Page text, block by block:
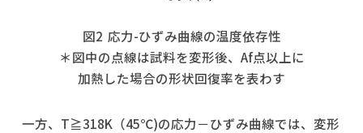
図2 応力-ひずみ曲線の温度依存性
＊図中の点線は試料を変形後、Af点以上に
加熱した場合の形状回復率を表わす
一方、T≧318K（45℃)の応力－ひずみ曲線では、変形